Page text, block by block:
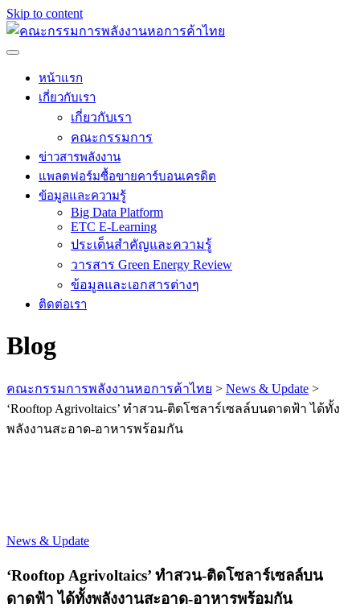
Skip to content
หน้าแรก
เกี่ยวกับเรา
เกี่ยวกับเรา
คณะกรรมการ
ข่าวสารพลังงาน
แพลตฟอร์มซื้อขายคาร์บอนเครดิต
ข้อมูลและความรู้
Big Data Platform
ETC E-Learning
ประเด็นสำคัญและความรู้
วารสาร Green Energy Review
ข้อมูลและเอกสารต่างๆ
ติดต่อเรา
Blog
คณะกรรมการพลังงานหอการค้าไทย > News & Update >
‘Rooftop Agrivoltaics’ ทำสวน-ติดโซลาร์เซลล์บนดาดฟ้า ได้ทั้ง
พลังงานสะอาด-อาหารพร้อมกัน
News & Update
‘Rooftop Agrivoltaics’ ทำสวน-ติดโซลาร์เซลล์บน
ดาดฟ้า ได้ทั้งพลังงานสะอาด-อาหารพร้อมกัน